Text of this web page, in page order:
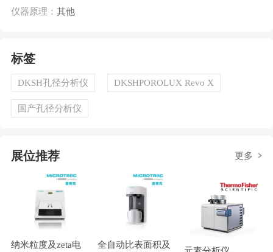
仪器原理： 其他
标签
DKSH孔径分析仪 DKSHPOROLUX Revo X
国产孔径分析仪
展位推荐 更多
纳米粒度及zeta电
全自动比表面积及